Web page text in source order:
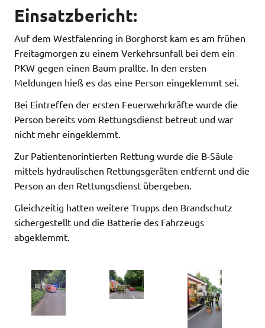
Einsatzbericht:
Auf dem Westfalenring in Borghorst kam es am frühen
Freitagmorgen zu einem Verkehrsunfall bei dem ein
PKW gegen einen Baum prallte. In den ersten
Meldungen hieß es das eine Person eingeklemmt sei.
Bei Eintreffen der ersten Feuerwehrkräfte wurde die
Person bereits vom Rettungsdienst betreut und war
nicht mehr eingeklemmt.
Zur Patientenorintierten Rettung wurde die B-Säule
mittels hydraulischen Rettungsgeräten entfernt und die
Person an den Rettungsdienst übergeben.
Gleichzeitig hatten weitere Trupps den Brandschutz
sichergestellt und die Batterie des Fahrzeugs
abgeklemmt.